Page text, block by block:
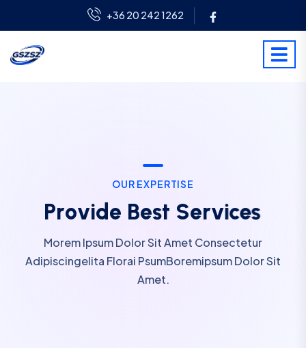
+36 20 242 1262
OUR EXPERTISE
Provide Best Services
Morem Ipsum Dolor Sit Amet Consectetur
Adipiscingelita Florai PsumBoremipsum Dolor Sit
Amet.